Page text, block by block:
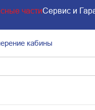
частиСервис и
кабины